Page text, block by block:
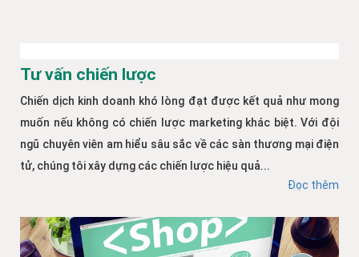
Tư vấn chiến lược
Chiến dịch kinh doanh khó lòng đạt được kết quả như mong
muốn nếu không có chiến lược marketing khác biệt. Với đội
ngũ chuyên viên am hiểu sâu sắc về các sàn thương mại điện
tử, chúng tôi xây dựng các chiến lược hiệu quả...
Đọc thêm